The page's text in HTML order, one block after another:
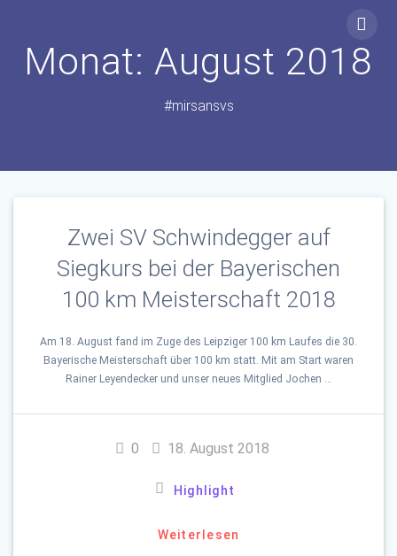
Monat: August 2018
#mirsansvs
Zwei SV Schwindegger auf
Siegkurs bei der Bayerischen
100 km Meisterschaft 2018
Am 18. August fand im Zuge des Leipziger 100 km Laufes die 30.
Bayerische Meisterschaft über 100 km statt. Mit am Start waren
Rainer Leyendecker und unser neues Mitglied Jochen …
0 18. August 2018
Highlight
Weiterlesen